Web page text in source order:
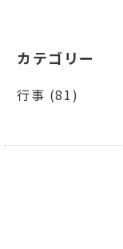
カテゴリー
行事 (81)